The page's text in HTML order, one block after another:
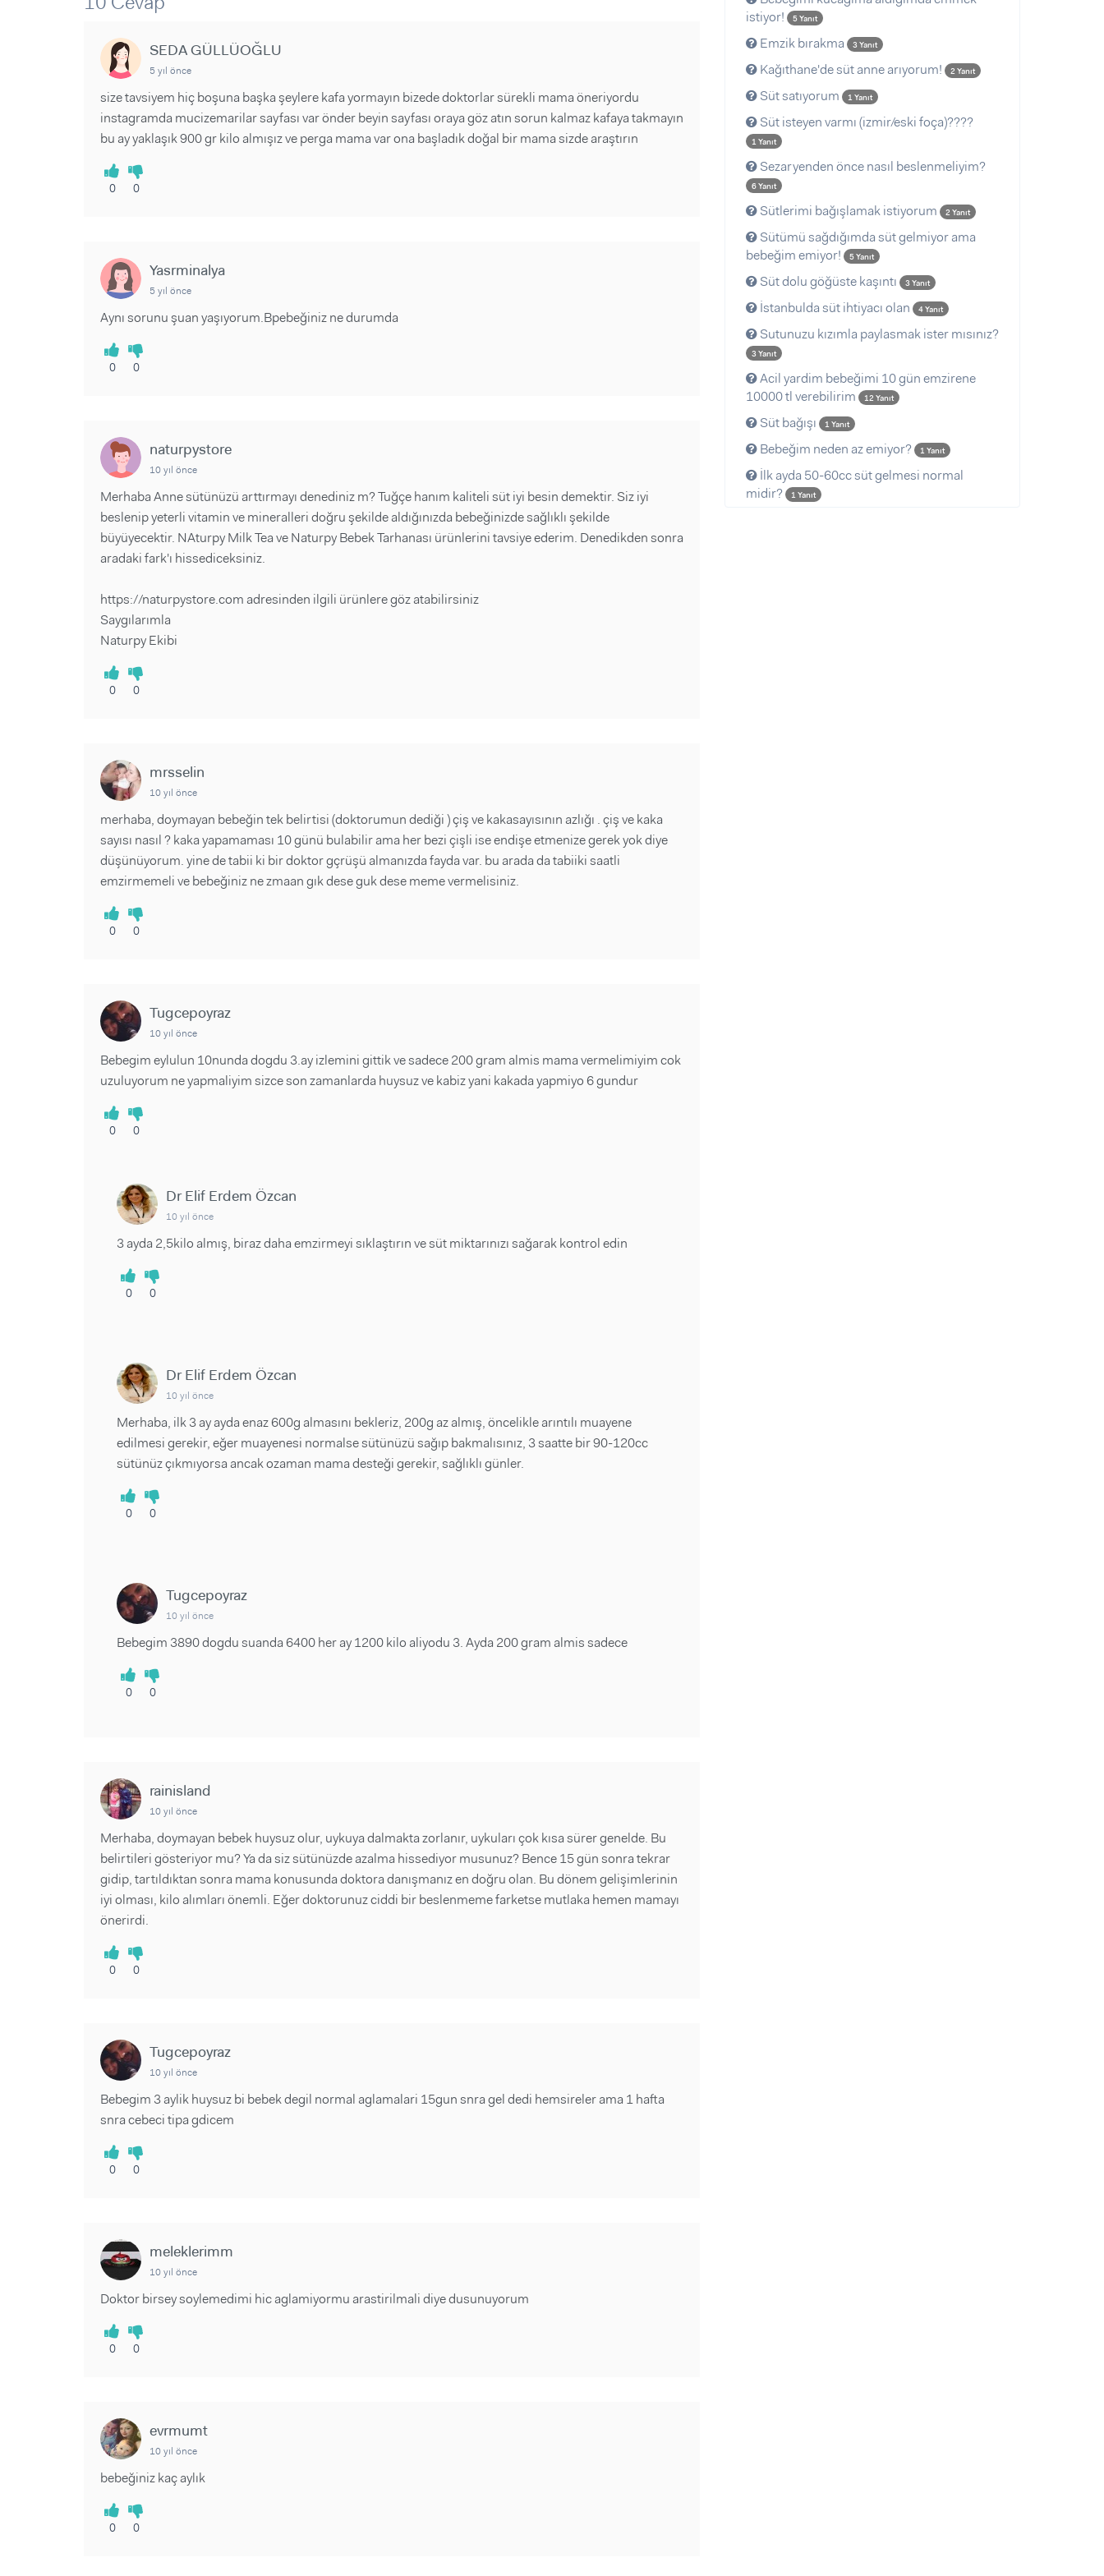
Videolar
Videolar
Ürünler
Sorular ve Yanıtlar
Makaleler
Videolar
SEDA GÜLLÜOĞLU
5 yıl önce
size tavsiyem hiç boşuna başka şeylere kafa yormayın bizede doktorlar sürekli mama öneriyordu
instagramda mucizemarilar sayfası var önder beyin sayfası oraya göz atın sorun kalmaz kafaya takmayın
bu ay yaklaşık 900 gr kilo almışız ve perga mama var ona başladık doğal bir mama sizde araştırın
0 0
Yasrminalya
5 yıl önce
Aynı sorunu şuan yaşıyorum.Bpebeğiniz ne durumda
0 0
naturpystore
10 yıl önce
Merhaba Anne sütünüzü arttırmayı denediniz m? Tuğçe hanım kaliteli süt iyi besin demektir. Siz iyi
beslenip yeterli vitamin ve mineralleri doğru şekilde aldığınızda bebeğinizde sağlıklı şekilde
büyüyecektir. NAturpy Milk Tea ve Naturpy Bebek Tarhanası ürünlerini tavsiye ederim. Denedikden sonra
aradaki fark'ı hissediceksiniz.
https://naturpystore.com adresinden ilgili ürünlere göz atabilirsiniz
Saygılarımla
Naturpy Ekibi
0 0
mrsselin
10 yıl önce
merhaba, doymayan bebeğin tek belirtisi (doktorumun dediği ) çiş ve kakasayısının azlığı . çiş ve kaka
sayısı nasıl ? kaka yapamaması 10 günü bulabilir ama her bezi çişli ise endişe etmenize gerek yok diye
düşünüyorum. yine de tabii ki bir doktor gçrüşü almanızda fayda var. bu arada da tabiiki saatli
emzirmemeli ve bebeğiniz ne zmaan gık dese guk dese meme vermelisiniz.
0 0
Tugcepoyraz
10 yıl önce
Bebegim eylulun 10nunda dogdu 3.ay izlemini gittik ve sadece 200 gram almis mama vermelimiyim cok
uzuluyorum ne yapmaliyim sizce son zamanlarda huysuz ve kabiz yani kakada yapmiyo 6 gundur
0 0
Dr Elif Erdem Özcan
10 yıl önce
3 ayda 2,5kilo almış, biraz daha emzirmeyi sıklaştırın ve süt miktarınızı sağarak kontrol edin
0 0
Dr Elif Erdem Özcan
10 yıl önce
Merhaba, ilk 3 ay ayda enaz 600g almasını bekleriz, 200g az almış, öncelikle arıntılı muayene
edilmesi gerekir, eğer muayenesi normalse sütünüzü sağıp bakmalısınız, 3 saatte bir 90-120cc
sütünüz çıkmıyorsa ancak ozaman mama desteği gerekir, sağlıklı günler.
0 0
Tugcepoyraz
10 yıl önce
Bebegim 3890 dogdu suanda 6400 her ay 1200 kilo aliyodu 3. Ayda 200 gram almis sadece
0 0
rainisland
10 yıl önce
Merhaba, doymayan bebek huysuz olur, uykuya dalmakta zorlanır, uykuları çok kısa sürer genelde. Bu
belirtileri gösteriyor mu? Ya da siz sütünüzde azalma hissediyor musunuz? Bence 15 gün sonra tekrar
gidip, tartıldıktan sonra mama konusunda doktora danışmanız en doğru olan. Bu dönem gelişimlerinin
iyi olması, kilo alımları önemli. Eğer doktorunuz ciddi bir beslenmeme farketse mutlaka hemen mamayı
önerirdi.
0 0
Tugcepoyraz
10 yıl önce
Bebegim 3 aylik huysuz bi bebek degil normal aglamalari 15gun snra gel dedi hemsireler ama 1 hafta
snra cebeci tipa gdicem
0 0
meleklerimm
10 yıl önce
Doktor birsey soylemedimi hic aglamiyormu arastirilmali diye dusunuyorum
0 0
evrmumt
10 yıl önce
bebeğiniz kaç aylık
0 0
istiyor!
5 Yanıt
Emzik bırakma 3 Yanıt
Kağıthane'de süt anne arıyorum! 2 Yanıt
Süt satıyorum 1 Yanıt
Süt isteyen varmı (izmir/eski foça)????
1 Yanıt
Sezaryenden önce nasıl beslenmeliyim?
6 Yanıt
Sütlerimi bağışlamak istiyorum 2 Yanıt
Sütümü sağdığımda süt gelmiyor ama
bebeğim emiyor!
5 Yanıt
Süt dolu göğüste kaşıntı 3 Yanıt
İstanbulda süt ihtiyacı olan 4 Yanıt
Sutunuzu kızımla paylasmak ister mısınız?
3 Yanıt
Acil yardim bebeğimi 10 gün emzirene
10000 tl verebilirim
12 Yanıt
Süt bağışı 1 Yanıt
Bebeğim neden az emiyor? 1 Yanıt
İlk ayda 50-60cc süt gelmesi normal
midir?
1 Yanıt